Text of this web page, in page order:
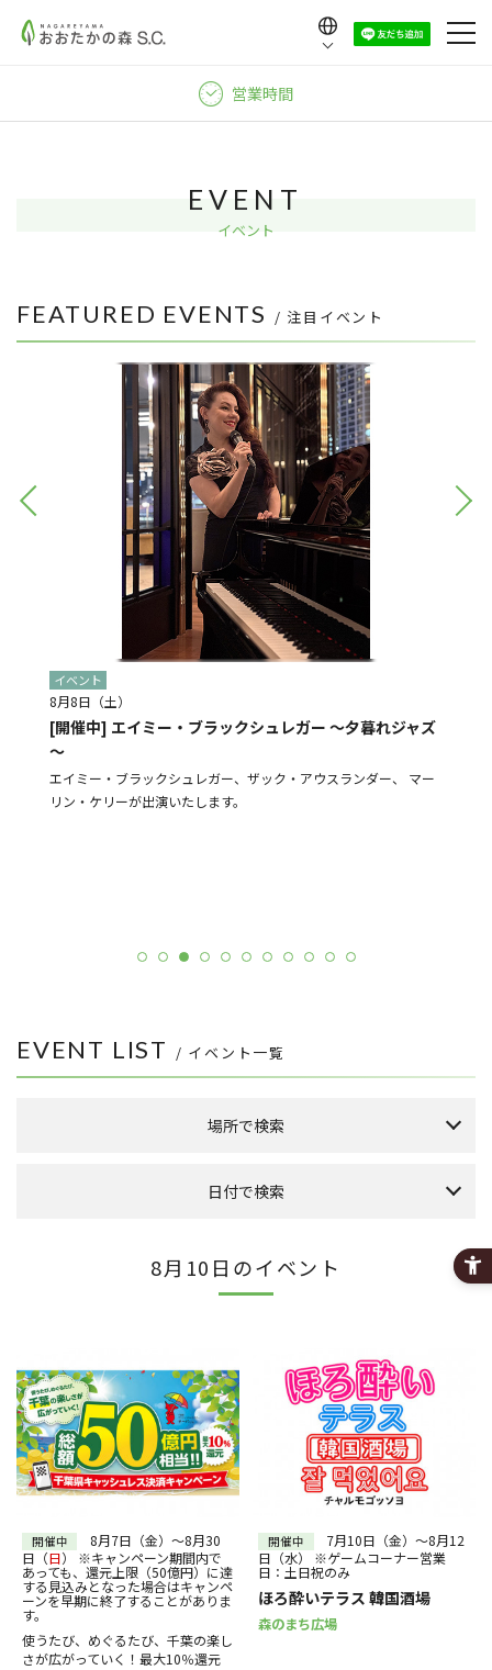
営業時間
EVENT
イベント
FEATURED EVENTS / 注目イベント
イベント
8月8日（土）
[開催中] エイミー・ブラックシュレガー ～夕暮れジャズ
～
エイミー・ブラックシュレガー、ザック・アウスランダー、 マー
リン・ケリーが出演いたします。
EVENT LIST / イベント一覧
場所で検索
本館 1F ウエストプラザ（タカシマヤフードメゾン側吹き抜け）
その他
全件表示
日付で検索
2026年 8月
2
3 4 6 7
8
9
11 12 13 14
15
16
17 18 19 21
22
23
24 25 26 28
29
30
31
8月10日のイベント
開催中
8月7日（金）～8月30
日（日） ※キャンペーン期間内で
あっても、還元上限（50億円）に達
する見込みとなった場合はキャンペ
ーンを早期に終了することがありま
す。
使うたび、めぐるたび、千葉の楽し
さが広がっていく！最大10％還元
開催中
7月10日（金）～8月12
日（水） ※ゲームコーナー営業
日：土日祝のみ
ほろ酔いテラス 韓国酒場
森のまち広場